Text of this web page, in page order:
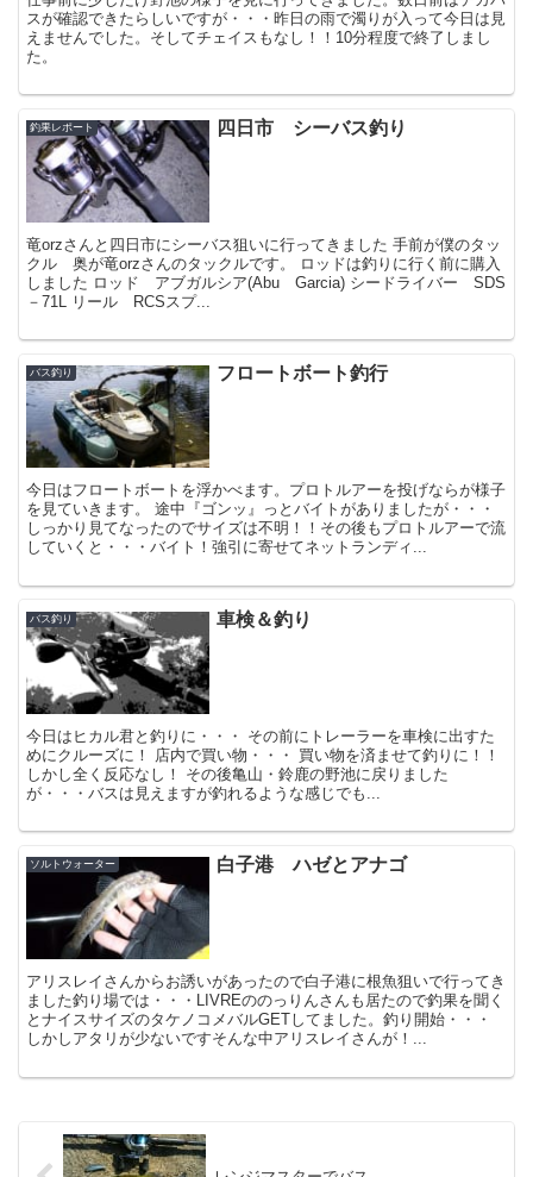
スが確認できたらしいですが・・・昨日の雨で濁りが入って今日は見
えませんでした。そしてチェイスもなし！！10分程度で終了しまし
た。
釣果レポート 四日市 シーバス釣り
竜orzさんと四日市にシーバス狙いに行ってきました 手前が僕のタッ
クル 奥が竜orzさんのタックルです。 ロッドは釣りに行く前に購入
しました ロッド アブガルシア(Abu Garcia) シードライバー SDS
－71L リール RCSスプ...
バス釣り フロートボート釣行
今日はフロートボートを浮かべます。プロトルアーを投げならが様子
を見ていきます。 途中『ゴンッ』っとバイトがありましたが・・・
しっかり見てなったのでサイズは不明！！その後もプロトルアーで流
していくと・・・バイト！強引に寄せてネットランディ...
バス釣り 車検＆釣り
今日はヒカル君と釣りに・・・ その前にトレーラーを車検に出すた
めにクルーズに！ 店内で買い物・・・ 買い物を済ませて釣りに！！
しかし全く反応なし！ その後亀山・鈴鹿の野池に戻りました
が・・・バスは見えますが釣れるような感じでも...
ソルトウォーター 白子港 ハゼとアナゴ
アリスレイさんからお誘いがあったので白子港に根魚狙いで行ってき
ました釣り場では・・・LIVREののっりんさんも居たので釣果を聞く
とナイスサイズのタケノコメバルGETしてました。釣り開始・・・
しかしアタリが少ないですそんな中アリスレイさんが！...